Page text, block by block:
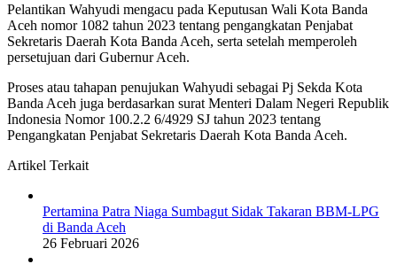
Pelantikan Wahyudi mengacu pada Keputusan Wali Kota Banda
Aceh nomor 1082 tahun 2023 tentang pengangkatan Penjabat
Sekretaris Daerah Kota Banda Aceh, serta setelah memperoleh
persetujuan dari Gubernur Aceh.
Proses atau tahapan penujukan Wahyudi sebagai Pj Sekda Kota
Banda Aceh juga berdasarkan surat Menteri Dalam Negeri Republik
Indonesia Nomor 100.2.2 6/4929 SJ tahun 2023 tentang
Pengangkatan Penjabat Sekretaris Daerah Kota Banda Aceh.
Artikel Terkait
Pertamina Patra Niaga Sumbagut Sidak Takaran BBM-LPG
di Banda Aceh
26 Februari 2026